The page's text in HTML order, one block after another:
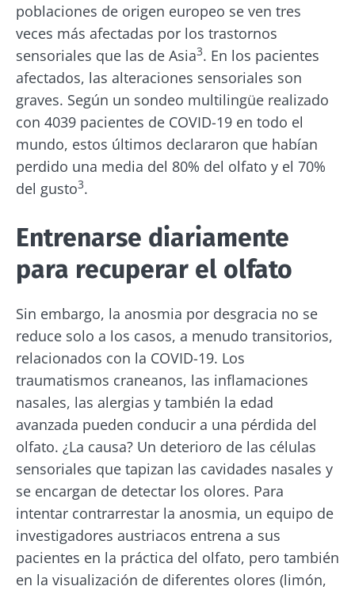
poblaciones de origen europeo se ven tres
veces más afectadas por los trastornos
sensoriales que las de Asia3. En los pacientes
afectados, las alteraciones sensoriales son
graves. Según un sondeo multilingüe realizado
con 4039 pacientes de COVID-19 en todo el
mundo, estos últimos declararon que habían
perdido una media del 80% del olfato y el 70%
del gusto3.
Entrenarse diariamente
para recuperar el olfato
Sin embargo, la anosmia por desgracia no se
reduce solo a los casos, a menudo transitorios,
relacionados con la COVID-19. Los
traumatismos craneanos, las inflamaciones
nasales, las alergias y también la edad
avanzada pueden conducir a una pérdida del
olfato. ¿La causa? Un deterioro de las células
sensoriales que tapizan las cavidades nasales y
se encargan de detectar los olores. Para
intentar contrarrestar la anosmia, un equipo de
investigadores austriacos entrena a sus
pacientes en la práctica del olfato, pero también
en la visualización de diferentes olores (limón,